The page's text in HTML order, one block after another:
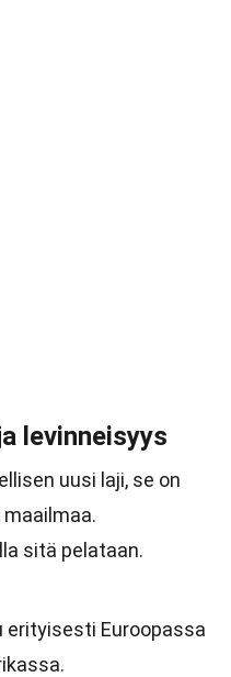
levinneisyys
uusi laji, se on
sitä pelataan.
Euroopassa